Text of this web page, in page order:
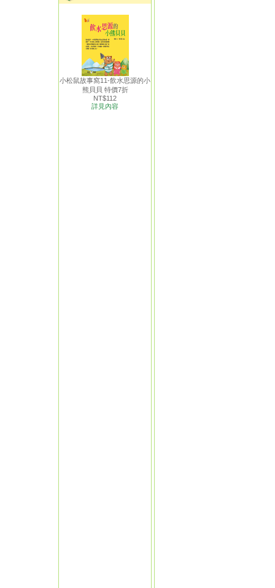
小松鼠故事窩11-飲水思源的小
熊貝貝 特價7折
NT$112
詳見內容